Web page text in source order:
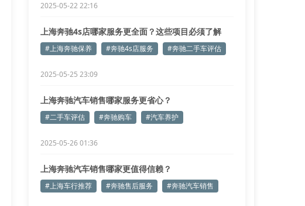
2025-05-22 22:16
上海奔驰4s店哪家服务更全面？这些项目必须了解
#上海奔驰保养 #奔驰4s店服务 #奔驰二手车评估
2025-05-25 23:09
上海奔驰汽车销售哪家服务更省心？
#二手车评估 #奔驰购车 #汽车养护
2025-05-26 01:36
上海奔驰汽车销售哪家更值得信赖？
#上海车行推荐 #奔驰售后服务 #奔驰汽车销售